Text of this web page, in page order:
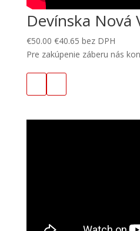
Devínska Nová
€50.00 €40.65 bez DPH
Pre zakúpenie záberu nás